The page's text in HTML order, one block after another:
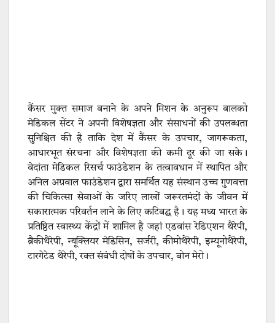
कैंसर मुक्त समाज बनाने के अपने मिशन के अनुरूप बालको
मेडिकल सेंटर ने अपनी विशेषज्ञता और संसाधनों की उपलब्धता
सुनिश्चित की है ताकि देश में कैंसर के उपचार, जागरूकता,
आधारभूत संरचना और विशेषज्ञता की कमी दूर की जा सके।
वेदांता मेडिकल रिसर्च फाउंडेशन के तत्वावधान में स्थापित और
अनिल अग्रवाल फाउंडेशन द्वारा समर्थित यह संस्थान उच्च गुणवत्ता
की चिकित्सा सेवाओं के जरिए लाखों जरूरतमंदों के जीवन में
सकारात्मक परिवर्तन लाने के लिए कटिबद्ध है। यह मध्य भारत के
प्रतिष्ठित स्वास्थ्य केंद्रों में शामिल है जहां एडवांस रेडिएशन थैरेपी,
ब्रैकीथैरेपी, न्यूक्लियर मेडिसिन, सर्जरी, कीमोथैरेपी, इम्यूनोथैरेपी,
टारगेटेड थैरेपी, रक्त संबंधी दोषों के उपचार, बोन मेरो।